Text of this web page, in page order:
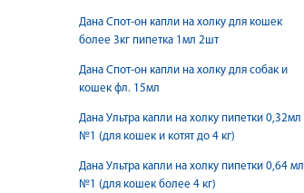
Дана Спот-он капли на холку для кошек
более 3кг пипетка 1мл 2шт
Дана Спот-он капли на холку для собак и
кошек фл. 15мл
Дана Ультра капли на холку пипетки 0,32мл
№1 (для кошек и котят до 4 кг)
Дана Ультра капли на холку пипетки 0,64 мл
№1 (для кошек более 4 кг)